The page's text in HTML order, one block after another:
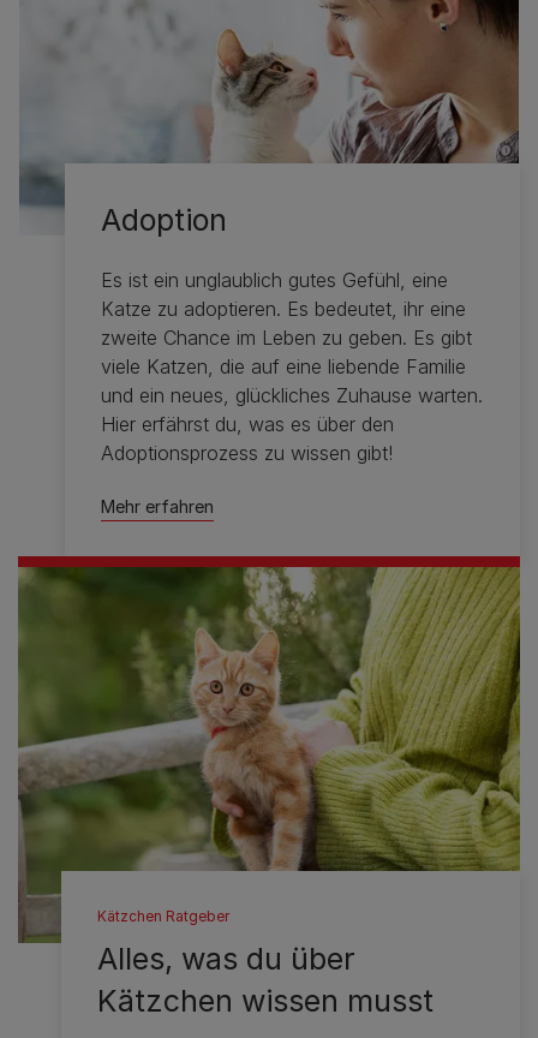
Adoption
Es ist ein unglaublich gutes Gefühl, eine
Katze zu adoptieren. Es bedeutet, ihr eine
zweite Chance im Leben zu geben. Es gibt
viele Katzen, die auf eine liebende Familie
und ein neues, glückliches Zuhause warten.
Hier erfährst du, was es über den
Adoptionsprozess zu wissen gibt!
Mehr erfahren
Kätzchen Ratgeber
Alles, was du über
Kätzchen wissen musst